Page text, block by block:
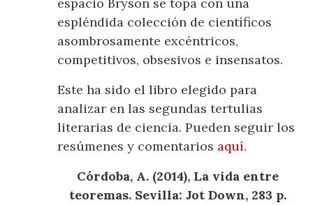
espléndida colección de científicos
asombrosamente excéntricos,
competitivos, obsesivos e insensatos.
Este ha sido el libro elegido para
analizar en las segundas tertulias
literarias de ciencia. Pueden seguir los
resúmenes y comentarios aquí.
Córdoba, A. (2014), La vida entre
teoremas. Sevilla: Jot Down, 283 p.